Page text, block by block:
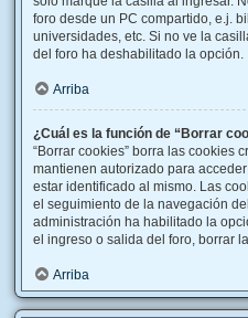
foro desde un PC compartido, e.j.
universidades, etc. Si no ve la
del foro ha deshabilitado la opción.
Arriba
¿Cuál es la función de “Borrar
“Borrar cookies” borra las cookies
mantienen autorizado para
estar identificado al mismo. Las
el seguimiento de la navegación
administración ha habilitado la
el ingreso o salida del foro, borrar
Arriba